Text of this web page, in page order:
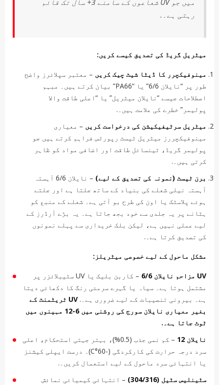
میں جو UV شعاعوں کے سامنے 3+ سال تک قائم
رہتی ہے۔.
میٹریل گریڈ کی تصدیق کیسے کریں:
مینوفیکچرر کا ڈیٹا شیٹ چیک کریں – معتبر سپلائرز واضح
طور پر “نایلان 6/6” یا “PA66” بیان کرتے ہیں۔ مبہم
اصطلاحات جیسے “نایلان میٹریل” یا “اعلی طاقت والا
پولیمر” خطرے کی علامت ہیں۔.
میٹریل سرٹیفیکیشن کی درخواست کریں – معیاری
مینوفیکچررز میٹریل ٹیسٹ رپورٹس فراہم کرتے ہیں جو
پولیمر گریڈ، ٹینسائل طاقت اور اضافی مواد کو ظاہر
کرتی ہیں۔.
برن ٹیسٹ (نمونہ کی تصدیق کے لیے)
– نایلان 6/6 آہستہ
آہستہ نیلی شعلے کی بنیاد کے ساتھ جلتا ہے اور جلتے
ہوئے پلاسٹک یا اون کی طرح بو آتی ہے۔ شعلے کے منبع کو
ہٹانے پر یہ جلدی سے خود بجھ جاتا ہے۔ یہ بڑے آرڈرز کے
لیے عملی نہیں ہے، لیکن بلک خریداری سے پہلے نمونوں
کی تصدیق کرتا ہے۔.
مشکل ماحول کے لیے خصوصی میٹریلز:
UV مزاحم نایلان 6/6
– کاربن بلیک یا UV سٹیبلائزر پر
مشتمل ہوتا ہے۔ سیاہ یا گہرے سرمئی رنگ کا دکھائی دیتا
ہے۔ بیرونی تنصیبات کے لیے ضروری ہے۔.
UV ٹریٹمنٹ کے
بغیر معیاری نایلان سورج کی روشنی میں 6-12 مہینوں میں
ٹوٹ جاتا ہے۔.
نایلان 12
– کم نمی جذب (0.5%)، بہتر جہتی استحکام، اعلی
سرد درجہ حرارت کی کارکردگی (-60°C)۔ درست ایپلی کیشنز
یا انتہائی سرد ماحول کے لیے استعمال کریں۔.
سٹینلیس سٹیل (304/316)
– انتہائی کیمیائی نمائش